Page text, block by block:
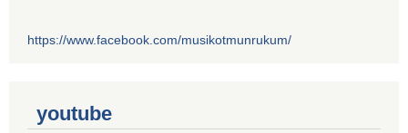
https://www.facebook.com/musikotmunrukum/
youtube